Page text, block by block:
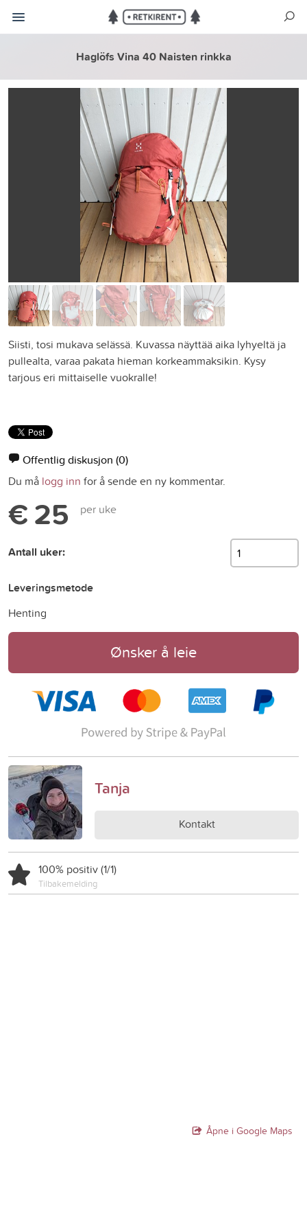
Haglöfs Vina 40 Naisten rinkka
Siisti, tosi mukava selässä. Kuvassa näyttää aika lyhyeltä ja
pullealta, varaa pakata hieman korkeammaksikin. Kysy
tarjous eri mittaiselle vuokralle!
Offentlig diskusjon (0)
Du må logg inn for å sende en ny kommentar.
€ 25 per uke
Antall uker:
Leveringsmetode
Henting
Ønsker å leie
Tanja
Kontakt
100% positiv (1/1)
Tilbakemelding
Åpne i Google Maps